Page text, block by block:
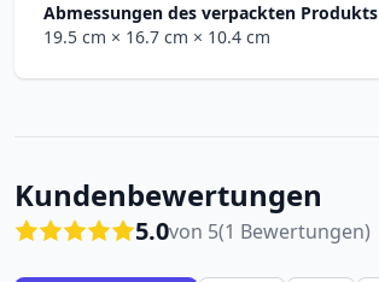
Abmessungen des verpackten Produkts
19.5 cm × 16.7 cm × 10.4 cm
Kundenbewertungen
5.0von 5(1 Bewertungen)